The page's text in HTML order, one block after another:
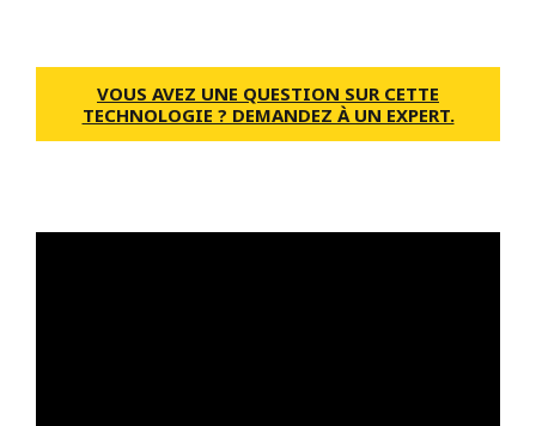
VOUS AVEZ UNE QUESTION SUR CETTE
TECHNOLOGIE ? DEMANDEZ À UN EXPERT.